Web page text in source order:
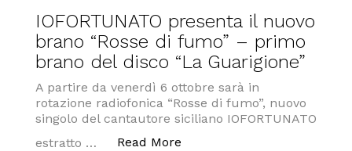
IOFORTUNATO presenta il nuovo
brano “Rosse di fumo” – primo
brano del disco “La Guarigione”
A partire da venerdì 6 ottobre sarà in
rotazione radiofonica “Rosse di fumo”, nuovo
singolo del cantautore siciliano IOFORTUNATO
estratto …
Read More